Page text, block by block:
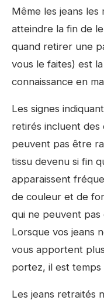
Même les jeans
atteindre la fin de
quand retirer une
vous le faites) est
connaissance en
Les signes
retirés incluent des
peuvent pas être
tissu devenu si fin
apparaissent
de couleur et de
qui ne peuvent pas
Lorsque vos jeans
vous apportent
portez, il est temps
Les jeans retraités